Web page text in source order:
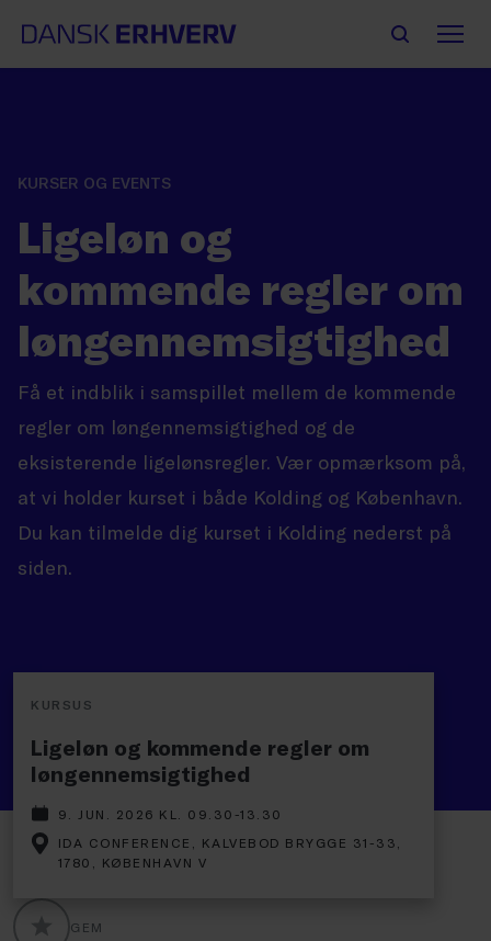
KURSER OG EVENTS
Ligeløn og
kommende regler om
løngennemsigtighed
Få et indblik i samspillet mellem de kommende
regler om løngennemsigtighed og de
eksisterende ligelønsregler. Vær opmærksom på,
at vi holder kurset i både Kolding og København.
Du kan tilmelde dig kurset i Kolding nederst på
siden.
KURSUS
Ligeløn og kommende regler om
løngennemsigtighed
9. JUN. 2026 KL. 09.30-13.30
IDA CONFERENCE, KALVEBOD BRYGGE 31-33,
1780, KØBENHAVN V
GEM